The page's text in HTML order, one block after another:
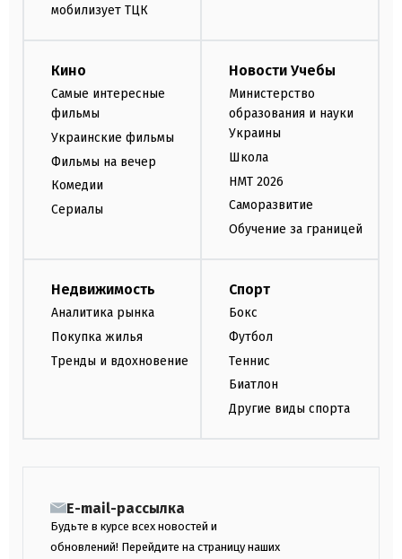
мобилизует ТЦК
Кино
Самые интересные
фильмы
Украинские фильмы
Фильмы на вечер
Комедии
Сериалы
Новости Учебы
Министерство
образования и науки
Украины
Школа
НМТ 2026
Саморазвитие
Обучение за границей
Недвижимость
Аналитика рынка
Покупка жилья
Тренды и вдохновение
Спорт
Бокс
Футбол
Теннис
Биатлон
Другие виды спорта
E-mail-рассылка
Будьте в курсе всех новостей и
обновлений! Перейдите на страницу наших